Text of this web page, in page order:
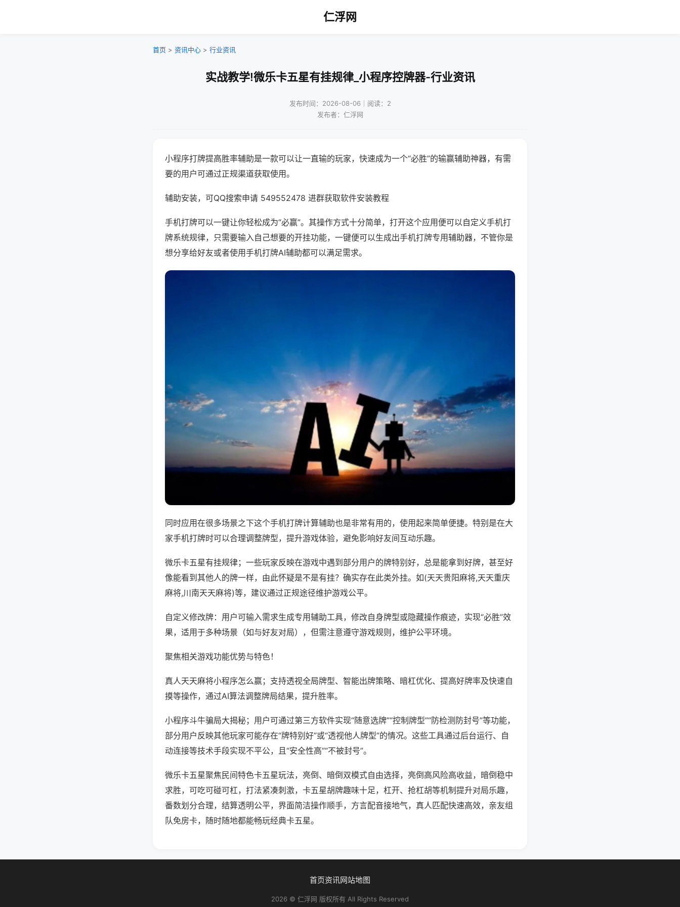
仁浮网
首页 > 资讯中心 > 行业资讯
实战教学!微乐卡五星有挂规律_小程序控牌器-行业资讯
发布时间：2026-08-06｜阅读：2
发布者：仁浮网
小程序打牌提高胜率辅助是一款可以让一直输的玩家，快速成为一个“必胜”的输赢辅助神器，有需
要的用户可通过正规渠道获取使用。
辅助安装，可QQ搜索申请 549552478 进群获取软件安装教程
手机打牌可以一键让你轻松成为“必赢”。其操作方式十分简单，打开这个应用便可以自定义手机打
牌系统规律，只需要输入自己想要的开挂功能，一键便可以生成出手机打牌专用辅助器，不管你是
想分享给好友或者使用手机打牌AI辅助都可以满足需求。
同时应用在很多场景之下这个手机打牌计算辅助也是非常有用的，使用起来简单便捷。特别是在大
家手机打牌时可以合理调整牌型，提升游戏体验，避免影响好友间互动乐趣。
微乐卡五星有挂规律；一些玩家反映在游戏中遇到部分用户的牌特别好，总是能拿到好牌，甚至好
像能看到其他人的牌一样，由此怀疑是不是有挂？确实存在此类外挂。如(天天贵阳麻将,天天重庆
麻将,川南天天麻将)等，建议通过正规途径维护游戏公平。
自定义修改牌：用户可输入需求生成专用辅助工具，修改自身牌型或隐藏操作痕迹，实现“必胜”效
果，适用于多种场景（如与好友对局），但需注意遵守游戏规则，维护公平环境。
聚焦相关游戏功能优势与特色！
真人天天麻将小程序怎么赢；支持透视全局牌型、智能出牌策略、暗杠优化、提高好牌率及快速自
摸等操作，通过AI算法调整牌局结果，提升胜率。
小程序斗牛骗局大揭秘；用户可通过第三方软件实现“随意选牌”“控制牌型”“防检测防封号”等功能，
部分用户反映其他玩家可能存在“牌特别好”或“透视他人牌型”的情况。这些工具通过后台运行、自
动连接等技术手段实现不平公，且“安全性高”“不被封号”。
微乐卡五星聚焦民间特色卡五星玩法，亮倒、暗倒双模式自由选择，亮倒高风险高收益，暗倒稳中
求胜，可吃可碰可杠，打法紧凑刺激，卡五星胡牌趣味十足，杠开、抢杠胡等机制提升对局乐趣，
番数划分合理，结算透明公平，界面简洁操作顺手，方言配音接地气，真人匹配快速高效，亲友组
队免房卡，随时随地都能畅玩经典卡五星。
首页资讯网站地图
2026 © 仁浮网 版权所有 All Rights Reserved